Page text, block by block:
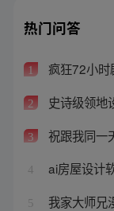
热门问答
1 疯狂72小时
2 史诗级领地
3 祝跟我同一
4 ai房屋设计
5 我家大师兄